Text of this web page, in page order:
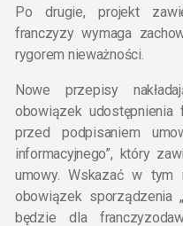
Po drugie, projekt
franczyzy wymaga
rygorem nieważności.
Nowe przepisy
obowiązek udostępnienia
przed podpisaniem
informacyjnego”, który
umowy. Wskazać w
obowiązek sporządzenia
będzie dla